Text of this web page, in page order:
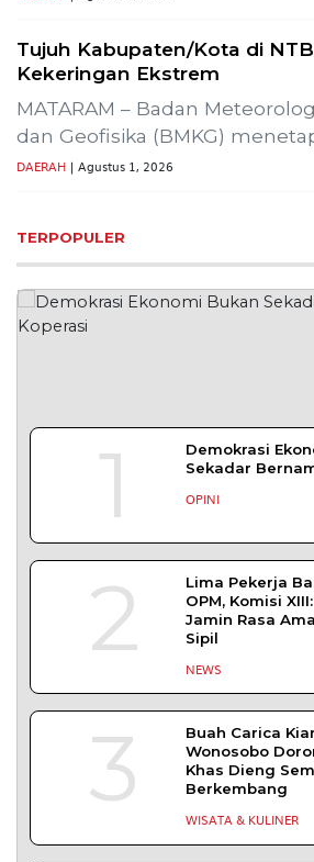
Tujuh Kabupaten/Kota di
Kekeringan Ekstrem
MATARAM – Badan
dan Geofisika (BMKG)
DAERAH | Agustus 1, 2026
TERPOPULER
1
Demokrasi
Sekadar
OPINI
2
Lima Pekerja
OPM, Komisi
Jamin Rasa
Sipil
NEWS
3
Buah Carica
Wonosobo
Khas Dieng
Berkembang
WISATA & KULINER